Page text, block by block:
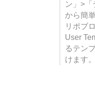
ついて
ン」>「
から簡
リポブ
User